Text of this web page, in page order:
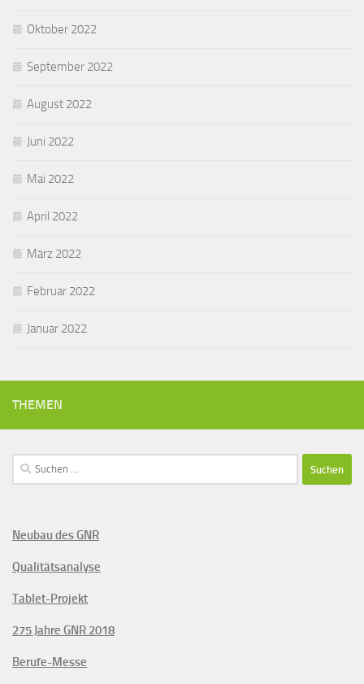
Oktober 2022
September 2022
August 2022
Juni 2022
Mai 2022
April 2022
März 2022
Februar 2022
Januar 2022
THEMEN
Suchen
nach:
Neubau des GNR
Qualitätsanalyse
Tablet-Projekt
275 Jahre GNR 2018
Berufe-Messe